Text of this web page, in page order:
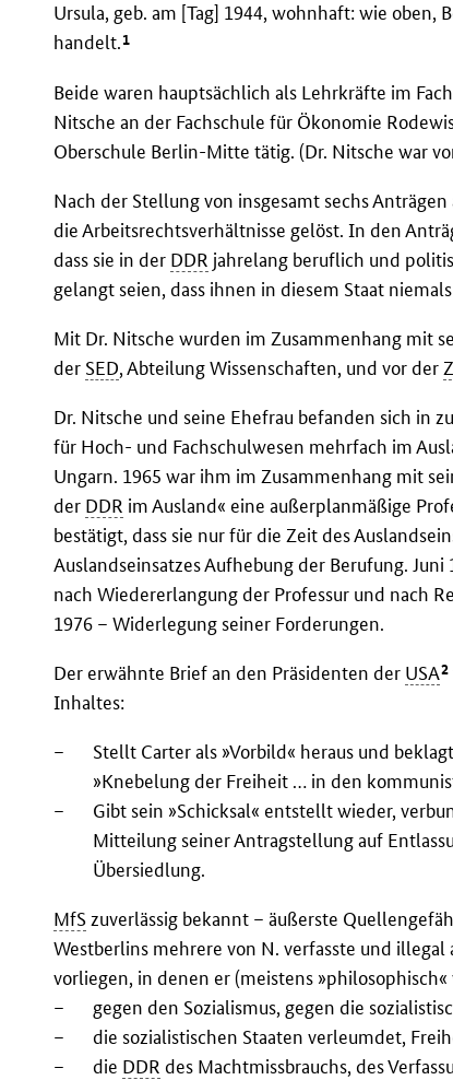
Ursula, geb. am [Tag] 1944, wohnhaft: wie
handelt.1
Beide waren hauptsächlich als Lehrkräfte im
Nitsche an der Fachschule für Ökonomie
Oberschule Berlin-Mitte tätig. (Dr. Nitsche war
Nach der Stellung von insgesamt sechs Anträgen
die Arbeitsrechtsverhältnisse gelöst. In den
dass sie in der DDR jahrelang beruflich und
gelangt seien, dass ihnen in diesem Staat
Mit Dr. Nitsche wurden im Zusammenhang mit
der SED, Abteilung Wissenschaften, und vor der
Dr. Nitsche und seine Ehefrau befanden sich in
für Hoch- und Fachschulwesen mehrfach im
Ungarn. 1965 war ihm im Zusammenhang mit
der DDR im Ausland« eine außerplanmäßige
bestätigt, dass sie nur für die Zeit des
Auslandseinsatzes Aufhebung der Berufung.
nach Wiedererlangung der Professur und nach
1976 – Widerlegung seiner Forderungen.
Der erwähnte Brief an den Präsidenten der USA2
Inhaltes:
–
Stellt Carter als »Vorbild« heraus und
»Knebelung der Freiheit … in den
–
Gibt sein »Schicksal« entstellt wieder,
Mitteilung seiner Antragstellung auf
Übersiedlung.
MfS zuverlässig bekannt – äußerste
Westberlins mehrere von N. verfasste und illegal
vorliegen, in denen er (meistens »philosophisch«
–
gegen den Sozialismus, gegen die
–
die sozialistischen Staaten verleumdet,
–
die DDR des Machtmissbrauchs, des